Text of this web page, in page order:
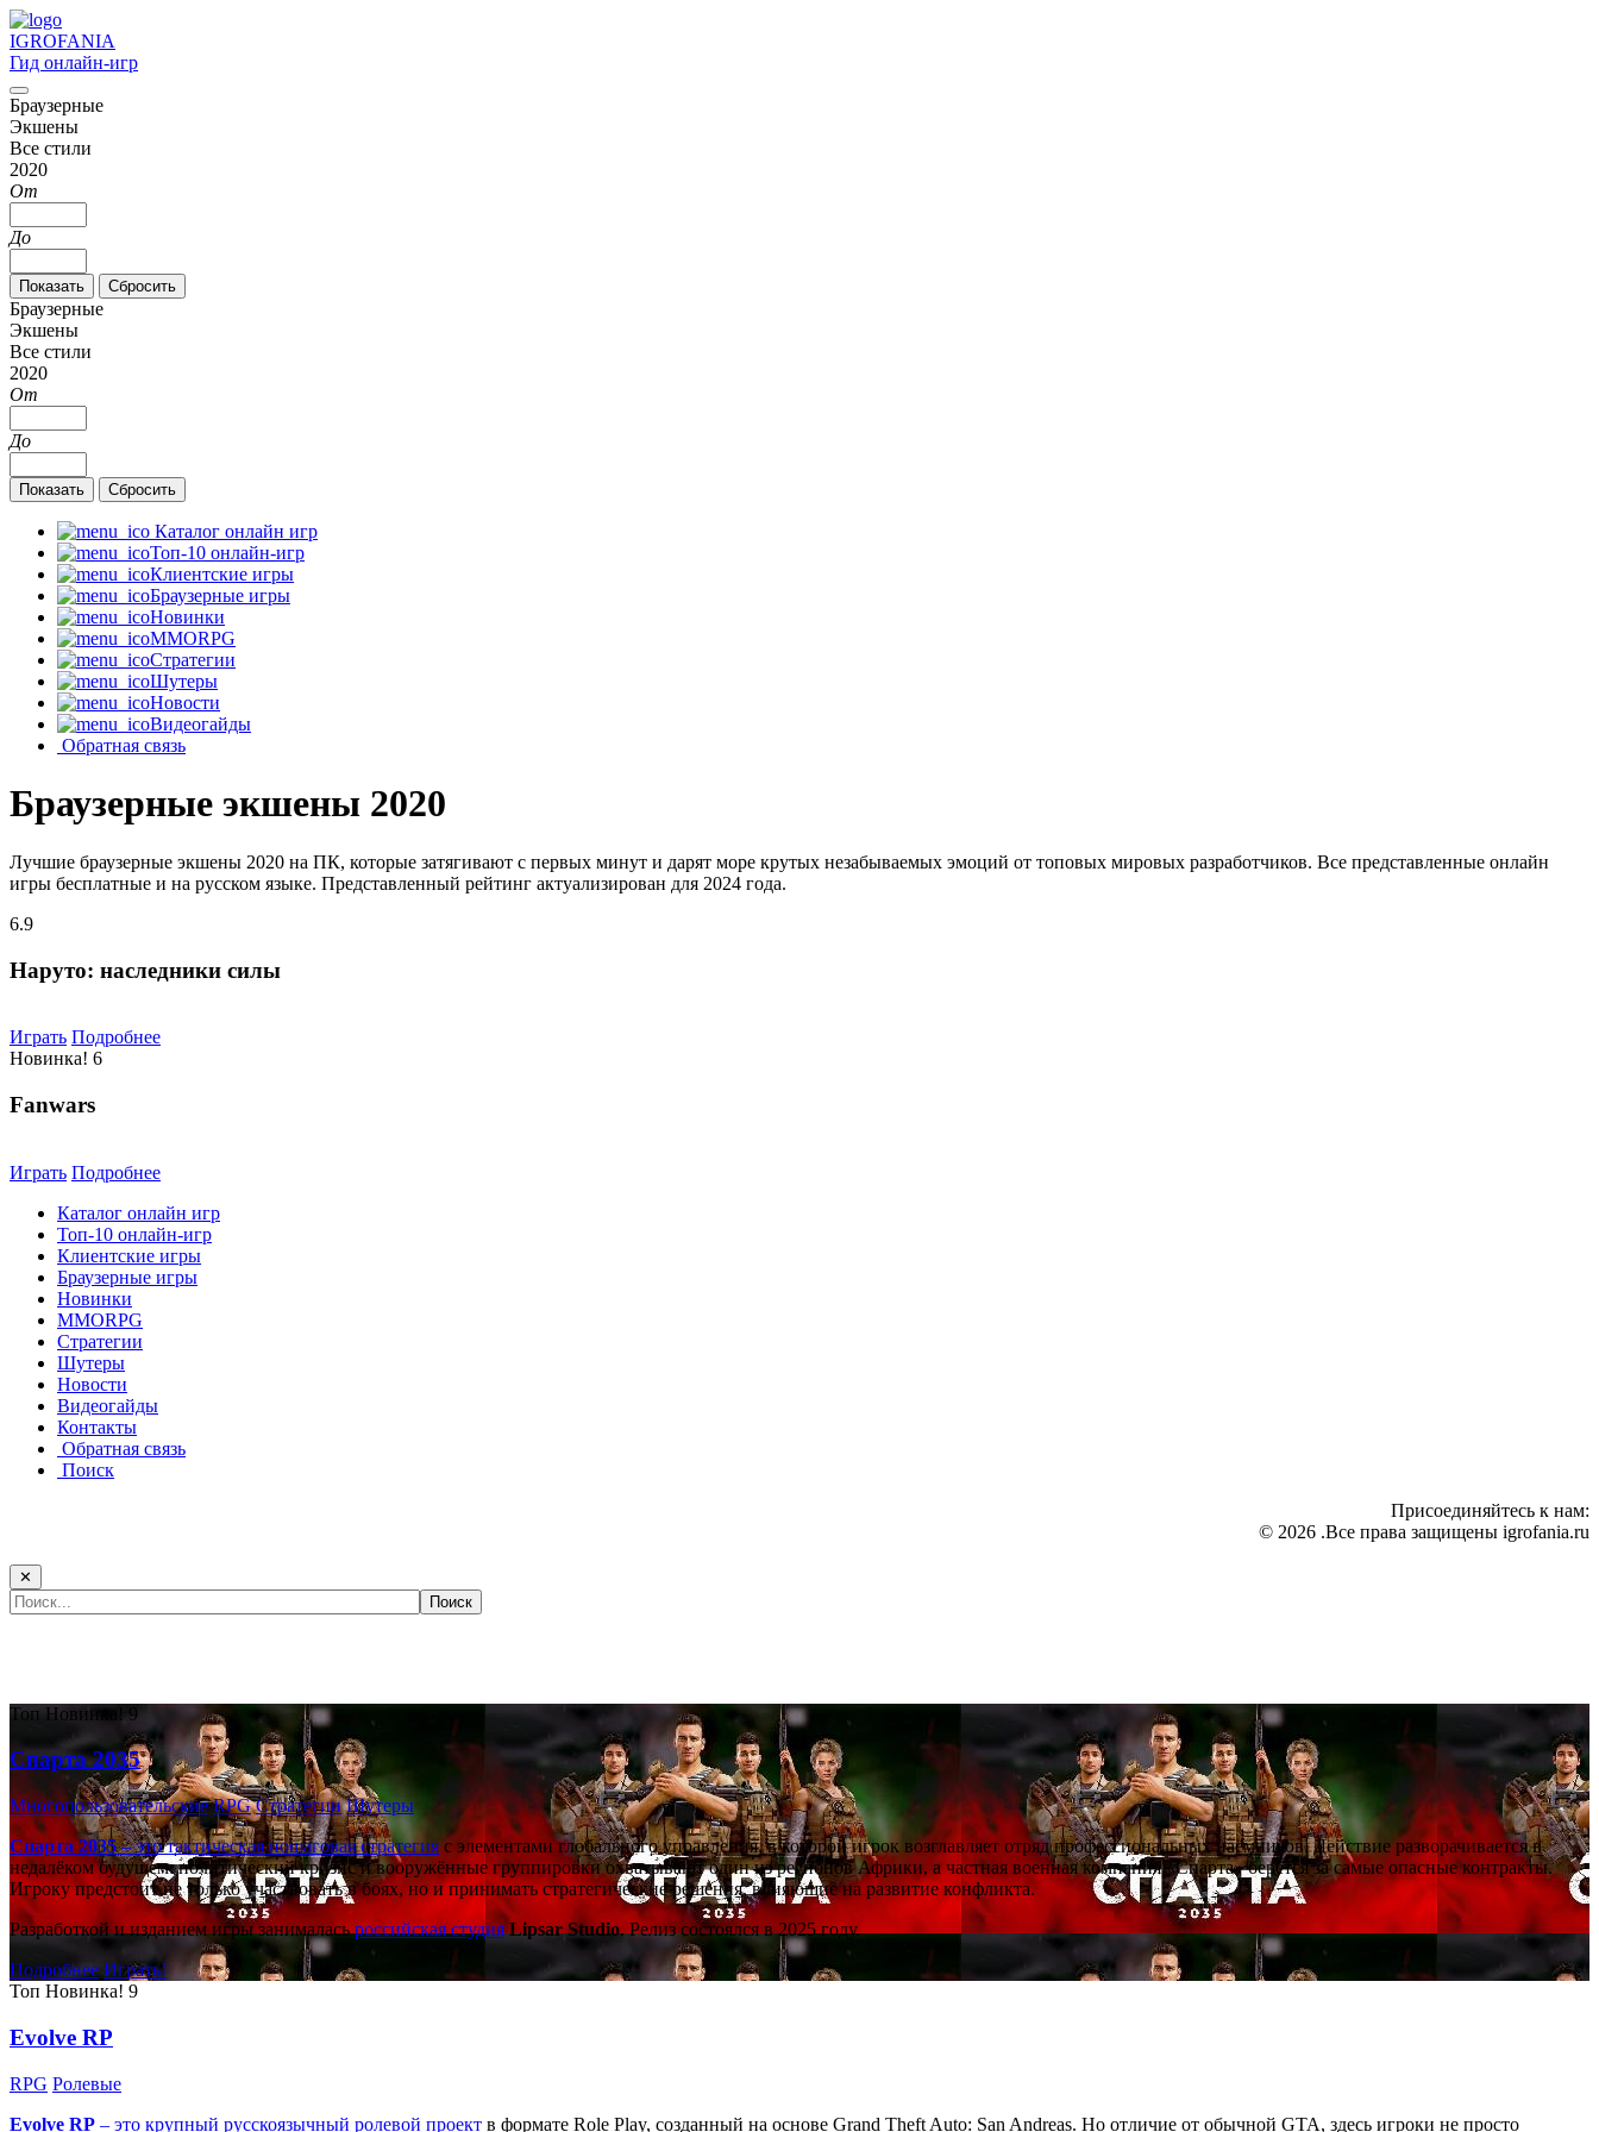
IGROFANIA
Гид онлайн-игр
Браузерные
Экшены
Все стили
2020
От
До
Браузерные
Экшены
Все стили
2020
От
До
Каталог онлайн игр
Топ-10 онлайн-игр
Клиентские игры
Браузерные игры
Новинки
MMORPG
Стратегии
Шутеры
Новости
Видеогайды
Обратная связь
Браузерные экшены 2020
Лучшие браузерные экшены 2020 на ПК, которые затягивают с первых минут и дарят море крутых незабываемых эмоций от топовых мировых разработчиков. Все представленные онлайн
игры бесплатные и на русском языке. Представленный рейтинг актуализирован для 2024 года.
6.9
Наруто: наследники силы
Играть Подробнее
Новинка! 6
Fanwars
Играть Подробнее
Каталог онлайн игр
Топ-10 онлайн-игр
Клиентские игры
Браузерные игры
Новинки
MMORPG
Стратегии
Шутеры
Новости
Видеогайды
Контакты
Обратная связь
Поиск
Присоединяйтесь к нам:
© 2026 .Все права защищены igrofania.ru
✕
Топ Новинка! 9
Спарта 2035
Многопользовательские RPG Стратегии Шутеры
Спарта 2035– это тактическаяпошаговая стратегияс элементами глобального управления, в которой игрок возглавляет отряд профессиональных наёмников. Действие разворачивается в
недалёком будущем: политический кризис и вооружённые группировки охватывают один из регионов Африки, а частная военная компания «Спарта» берётся за самые опасные контракты.
Игроку предстоит не только участвовать в боях, но и принимать стратегические решения, влияющие на развитие конфликта.
Разработкой и изданием игры занималасьроссийская студия Lipsar Studio. Релиз состоялся в 2025 году.
Подробнее Играть!
Топ Новинка! 9
Evolve RP
RPG Ролевые
Evolve RP – это крупный русскоязычный ролевой проект в формате Role Play, созданный на основе Grand Theft Auto: San Andreas. Но отличие от обычной GTA, здесь игроки не просто